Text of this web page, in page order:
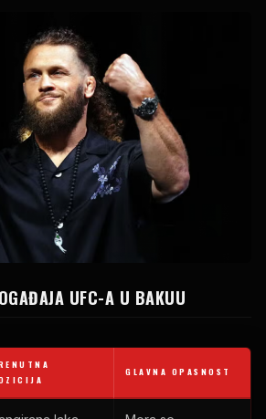
UFC-A U BAKUU
GLAVNA OPASNOST